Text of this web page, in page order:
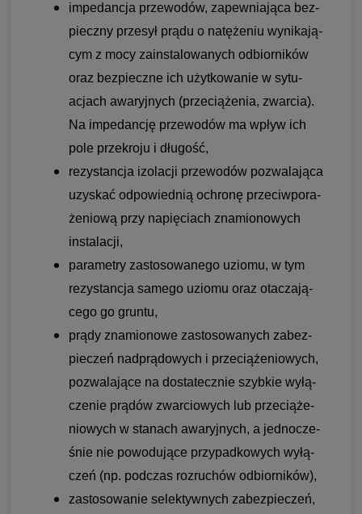
impe­dan­cja prze­wo­dów, zapew­nia­jąca bez­
pieczny prze­sył prądu o natę­że­niu wyni­ka­ją­
cym z mocy zain­sta­lo­wa­nych odbior­ni­ków
oraz bez­pieczne ich użyt­ko­wa­nie w sytu­
acjach awa­ryj­nych (prze­cią­że­nia, zwar­cia).
Na impe­dan­cję prze­wo­dów ma wpływ ich
pole prze­kroju i dłu­gość,
rezy­stan­cja izo­la­cji prze­wo­dów pozwa­la­jąca
uzy­skać odpo­wied­nią ochronę prze­ciw­po­ra­
że­niową przy napię­ciach zna­mio­no­wych
insta­la­cji,
para­me­try zasto­so­wanego uziomu, w tym
rezy­stan­cja samego uziomu oraz ota­cza­ją­
cego go gruntu,
prądy zna­mio­nowe zasto­so­wa­nych zabez­
pie­czeń nad­prą­do­wych i prze­cią­że­nio­wych,
pozwa­la­jące na dosta­tecz­nie szyb­kie wyłą­
cze­nie prą­dów zwar­cio­wych lub prze­cią­że­
nio­wych w sta­nach awa­ryj­nych, a jed­no­cze­
śnie nie powo­du­jące przy­pad­ko­wych wyłą­
czeń (np. pod­czas roz­ru­chów odbior­ni­ków),
zasto­so­wa­nie selek­tyw­nych zabez­pie­czeń,